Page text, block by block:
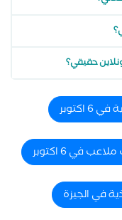
حقيقي؟
في 6 اكتوبر
في الجيزة